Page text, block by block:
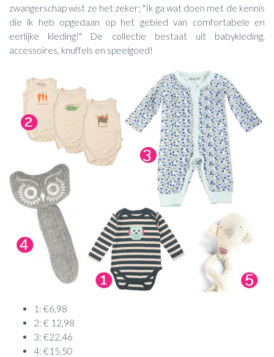
zwangerschap wist ze het zeker; "Ik ga wat doen met de kennis
die ik heb opgedaan op het gebied van comfortabele en
eerlijke kleding!" De collectie bestaat uit babykleding,
accessoires, knuffels en speelgoed!
1: €6,98
2: € 12,98
3: €22,46
4: €15,50